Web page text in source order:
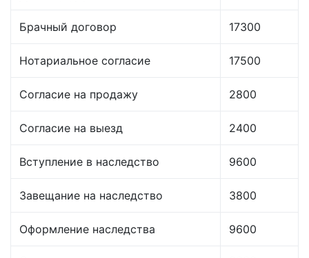
Брачный договор 17300
Нотариальное согласие 17500
Согласие на продажу 2800
Согласие на выезд 2400
Вступление в наследство 9600
Завещание на наследство 3800
Оформление наследства 9600